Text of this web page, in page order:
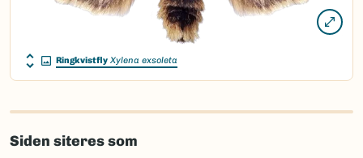
Ringkvistfly Xylena exsoleta
Siden siteres som